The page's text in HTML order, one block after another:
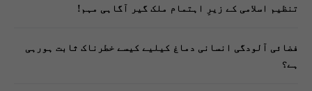
تنظیم اسلامی کے زیرِ اہتمام ملک گیر آگاہی مہم!
فضائی آلودگی انسانی دماغ کیلیے کیسے خطرناک ثابت ہورہی
ہے؟